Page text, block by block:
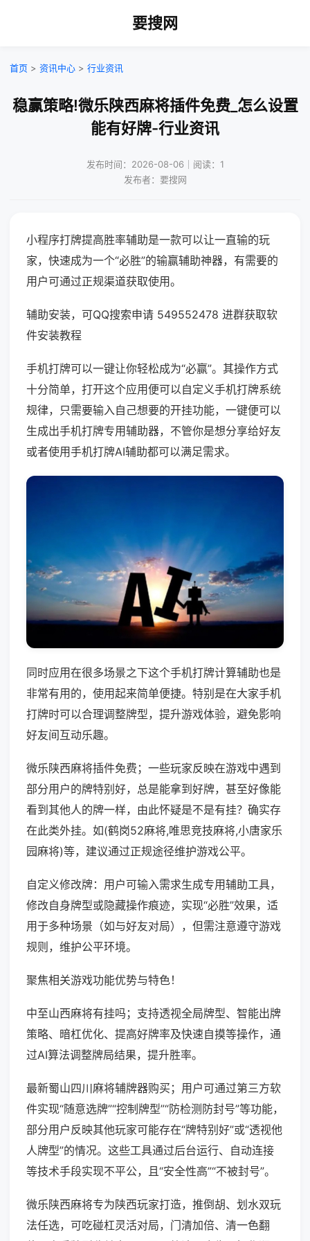
要搜网
首页 > 资讯中心 > 行业资讯
稳赢策略!微乐陕西麻将插件免费_怎么设置
能有好牌-行业资讯
发布时间：2026-08-06｜阅读：1
发布者：要搜网
小程序打牌提高胜率辅助是一款可以让一直输的玩
家，快速成为一个“必胜”的输赢辅助神器，有需要的
用户可通过正规渠道获取使用。
辅助安装，可QQ搜索申请 549552478 进群获取软
件安装教程
手机打牌可以一键让你轻松成为“必赢”。其操作方式
十分简单，打开这个应用便可以自定义手机打牌系统
规律，只需要输入自己想要的开挂功能，一键便可以
生成出手机打牌专用辅助器，不管你是想分享给好友
或者使用手机打牌AI辅助都可以满足需求。
同时应用在很多场景之下这个手机打牌计算辅助也是
非常有用的，使用起来简单便捷。特别是在大家手机
打牌时可以合理调整牌型，提升游戏体验，避免影响
好友间互动乐趣。
微乐陕西麻将插件免费；一些玩家反映在游戏中遇到
部分用户的牌特别好，总是能拿到好牌，甚至好像能
看到其他人的牌一样，由此怀疑是不是有挂？确实存
在此类外挂。如(鹤岗52麻将,唯思竞技麻将,小唐家乐
园麻将)等，建议通过正规途径维护游戏公平。
自定义修改牌：用户可输入需求生成专用辅助工具，
修改自身牌型或隐藏操作痕迹，实现“必胜”效果，适
用于多种场景（如与好友对局），但需注意遵守游戏
规则，维护公平环境。
聚焦相关游戏功能优势与特色！
中至山西麻将有挂吗；支持透视全局牌型、智能出牌
策略、暗杠优化、提高好牌率及快速自摸等操作，通
过AI算法调整牌局结果，提升胜率。
最新蜀山四川麻将辅牌器购买；用户可通过第三方软
件实现“随意选牌”“控制牌型”“防检测防封号”等功能，
部分用户反映其他玩家可能存在“牌特别好”或“透视他
人牌型”的情况。这些工具通过后台运行、自动连接
等技术手段实现不平公，且“安全性高”“不被封号”。
微乐陕西麻将专为陕西玩家打造，推倒胡、划水双玩
法任选，可吃碰杠灵活对局，门清加倍、清一色翻